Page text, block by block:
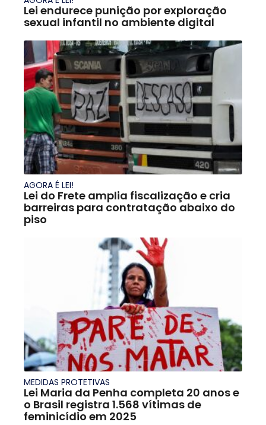
Lei endurece punição por exploração
sexual infantil no ambiente digital
AGORA É LEI!
Lei do Frete amplia fiscalização e cria
barreiras para contratação abaixo do
piso
MEDIDAS PROTETIVAS
Lei Maria da Penha completa 20 anos e
o Brasil registra 1.568 vítimas de
feminicídio em 2025